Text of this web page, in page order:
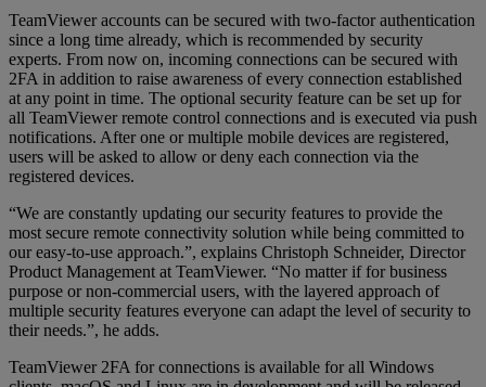
TeamViewer accounts can be secured with two-factor authentication
since a long time already, which is recommended by security
experts. From now on, incoming connections can be secured with
2FA in addition to raise awareness of every connection established
at any point in time. The optional security feature can be set up for
all TeamViewer remote control connections and is executed via push
notifications. After one or multiple mobile devices are registered,
users will be asked to allow or deny each connection via the
registered devices.
“We are constantly updating our security features to provide the
most secure remote connectivity solution while being committed to
our easy-to-use approach.”, explains Christoph Schneider, Director
Product Management at TeamViewer. “No matter if for business
purpose or non-commercial users, with the layered approach of
multiple security features everyone can adapt the level of security to
their needs.”, he adds.
TeamViewer 2FA for connections is available for all Windows